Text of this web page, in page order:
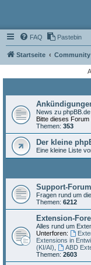
FAQ Pastebin
Startseite Community
News zu
Bitte dieses Forum
Themen: 353
Der kleine
Eine kleine Liste
Support-Forum
Fragen rund um
Themen: 6212
Extension-
Alles rund um
Unterforen:
Extensions in
(KI/AI)
ABD
Themen: 2603